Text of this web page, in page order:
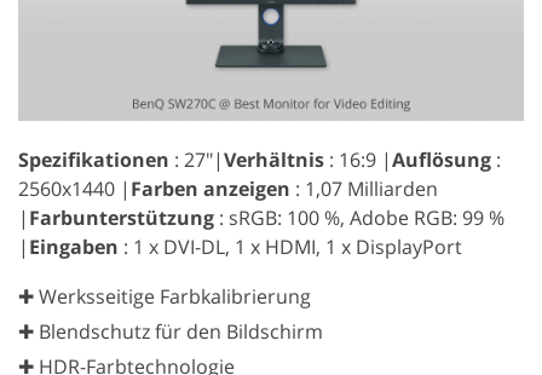
Spezifikationen : 27″|Verhältnis : 16:9 |Auflösung :
2560x1440 | Farben anzeigen : 1,07 Milliarden
| Farbunterstützung : sRGB: 100 %, Adobe RGB: 99 %
| Eingaben : 1 x DVI-DL, 1 x HDMI, 1 x DisplayPort
✚ Werksseitige Farbkalibrierung
✚ Blendschutz für den Bildschirm
✚ HDR-Farbtechnologie